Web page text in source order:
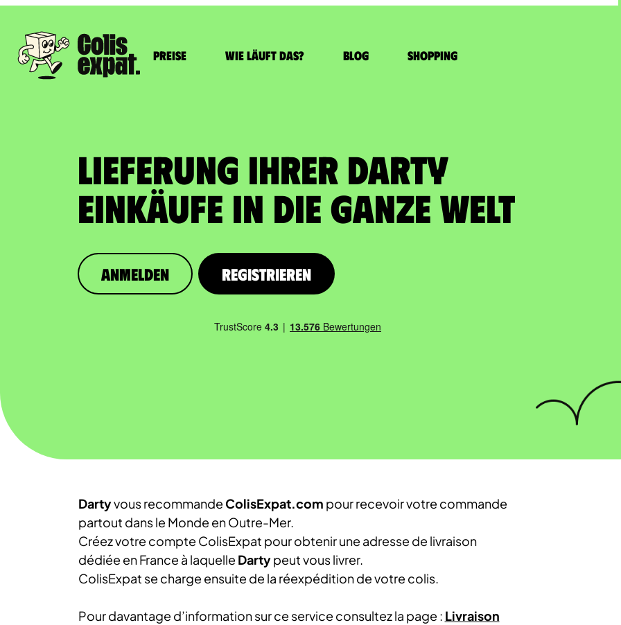
Preise Wie läuft das? Blog Shopping
LIEFERUNG IHRER DARTY
EINKÄUFE In die ganze Welt
Anmelden Registrieren
Dartyvous recommande ColisExpat.com pour recevoir votre commande
partout dans le Monde en Outre-Mer.
Créez votre compte ColisExpat pour obtenir une adresse de livraison
dédiée en France à laquelle Dartypeut vous livrer.
ColisExpat se charge ensuite de la réexpédition de votre colis.
Pour davantage d’information sur ce service consultez la page : Livraison